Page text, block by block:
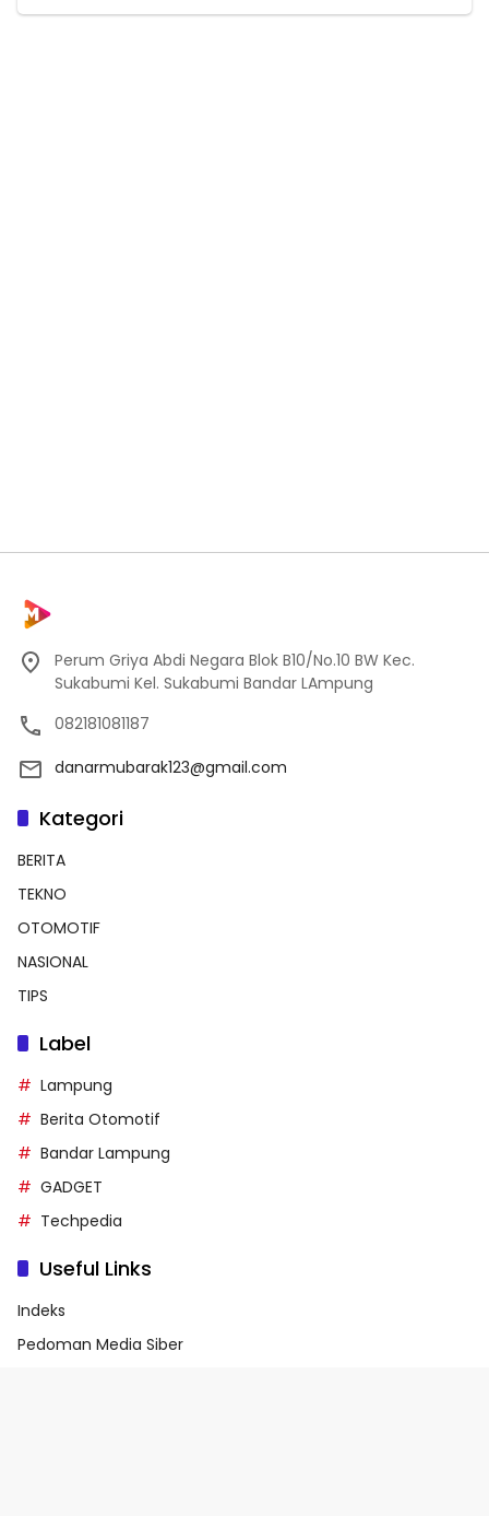
Perum Griya Abdi Negara Blok B10/No.10 BW Kec.
Sukabumi Kel. Sukabumi Bandar LAmpung
082181081187
danarmubarak123@gmail.com
Kategori
BERITA
TEKNO
OTOMOTIF
NASIONAL
TIPS
Label
Lampung
Berita Otomotif
Bandar Lampung
GADGET
Techpedia
Useful Links
Indeks
Pedoman Media Siber